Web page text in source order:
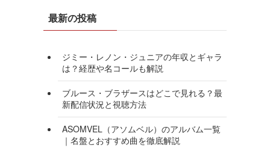
最新の投稿
ジミー・レノン・ジュニアの年収とギャラ
は？経歴や名コールも解説
ブルース・ブラザースはどこで見れる？最
新配信状況と視聴方法
ASOMVEL（アソムベル）のアルバム一覧
｜名盤とおすすめ曲を徹底解説